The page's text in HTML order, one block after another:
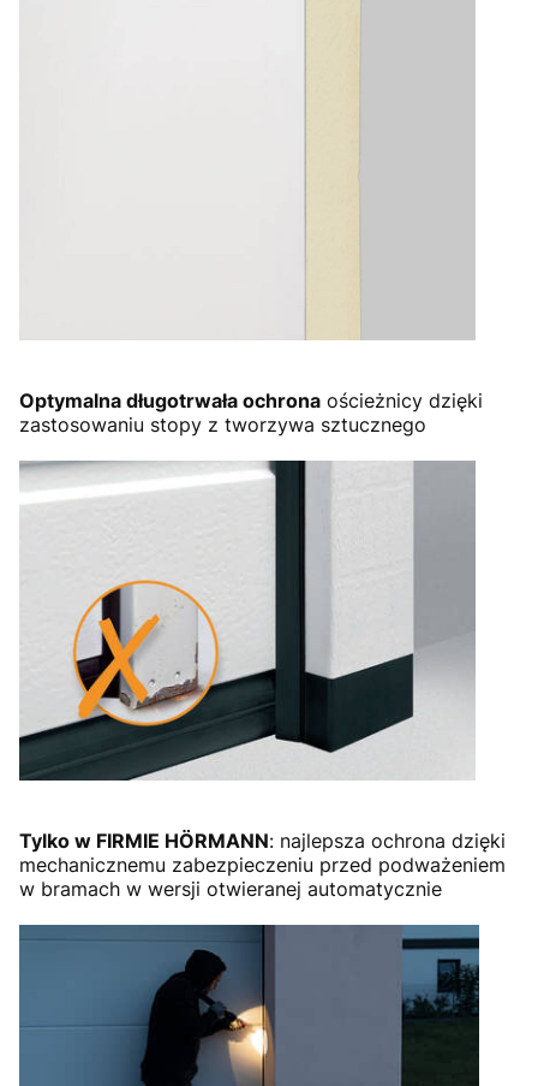
Optymalna długotrwała ochrona ościeżnicy dzięki
zastosowaniu stopy z tworzywa sztucznego
Tylko w FIRMIE HÖRMANN: najlepsza ochrona dzięki
mechanicznemu zabezpieczeniu przed podważeniem
w bramach w wersji otwieranej automatycznie